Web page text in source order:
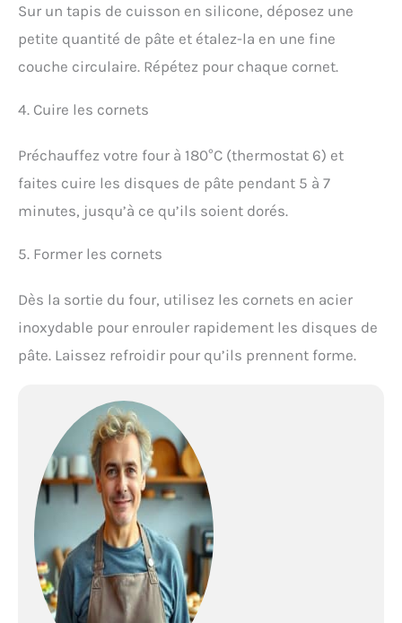
Sur un tapis de cuisson en silicone, déposez une
petite quantité de pâte et étalez-la en une fine
couche circulaire. Répétez pour chaque cornet.
4. Cuire les cornets
Préchauffez votre four à 180°C (thermostat 6) et
faites cuire les disques de pâte pendant 5 à 7
minutes, jusqu’à ce qu’ils soient dorés.
5. Former les cornets
Dès la sortie du four, utilisez les cornets en acier
inoxydable pour enrouler rapidement les disques de
pâte. Laissez refroidir pour qu’ils prennent forme.